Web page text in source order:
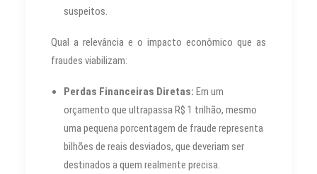
suspeitos.
Qual a relevância e o impacto econômico que as
fraudes viabilizam:
Perdas Financeiras Diretas: Em um
orçamento que ultrapassa R$ 1 trilhão, mesmo
uma pequena porcentagem de fraude representa
bilhões de reais desviados, que deveriam ser
destinados a quem realmente precisa.